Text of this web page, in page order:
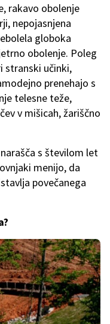
rakavo obolenje
nepojasnjena
globoka
obolenje. Poleg
stranski učinki,
prenehajo s
telesne teže,
v mišicah, žariščno
s številom let
menijo, da
povečanega